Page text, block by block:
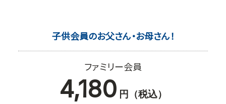
ファミリー会員
子供会員のお父さん・お母さん！
4,180 円（税込）